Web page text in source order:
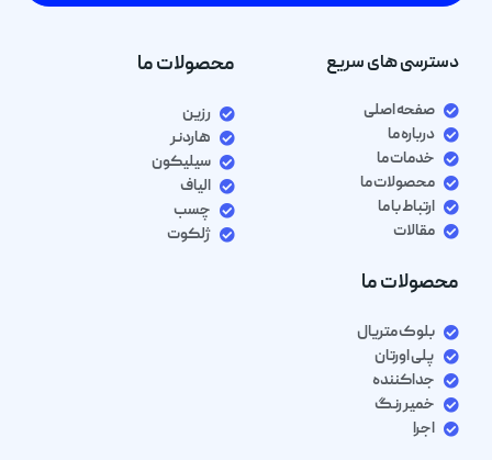
دسترسی های سریع
صفحه اصلی
درباره ما
خدمات ما
محصولات ما
ارتباط با ما
مقالات
محصولات ما
رزین
هاردنر
سیلیکون
الیاف
چسب
ژلکوت
محصولات ما
بلوک متریال
پلی اورتان
جداکننده
خمیر رنگ
اجرا